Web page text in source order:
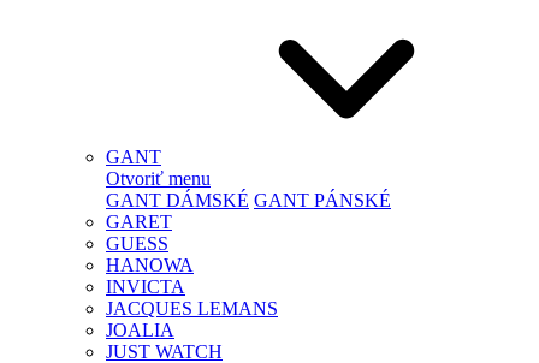
GANT
Otvoriť menu
GANT DÁMSKÉ GANT PÁNSKÉ
GARET
GUESS
HANOWA
INVICTA
JACQUES LEMANS
JOALIA
JUST WATCH